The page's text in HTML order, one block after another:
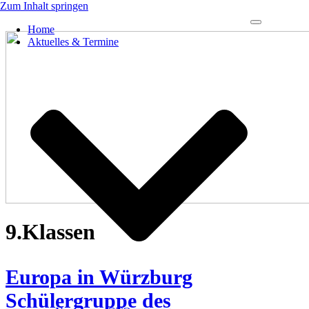
Zum Inhalt springen
Home
Aktuelles & Termine
Navigations-
9.Klassen
Europa in Würzburg
Schülergruppe des